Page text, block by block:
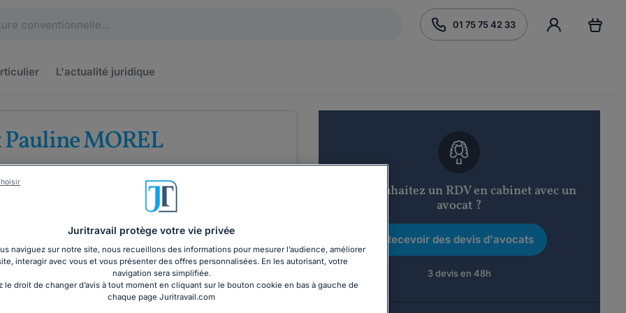
01 75 75 42 33
L'actualité juridique
MOREL
au barreau de Bourges
Droit pénal
COORDONNÉES
Vous souhaitez un RDV en cabinet avec un
avocat ?
Recevoir des devis d'avocats
3 devis en 48h
Juritravail protège votre vie privée
naviguez sur notre site, nous recueillons des informations pour mesurer l’audience, améliorer
interagir avec vous et vous présenter des offres personnalisées. En les autorisant, votre
navigation sera simplifiée.
le droit de changer d’avis à tout moment en cliquant sur le bouton cookie en bas à gauche de
chaque page Juritravail.com